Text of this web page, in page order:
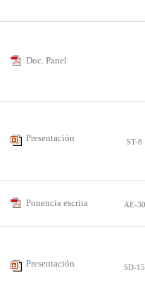
Doc. Panel
Presentación ST-8
Ponencia escrita AE-30
Presentación SD-15